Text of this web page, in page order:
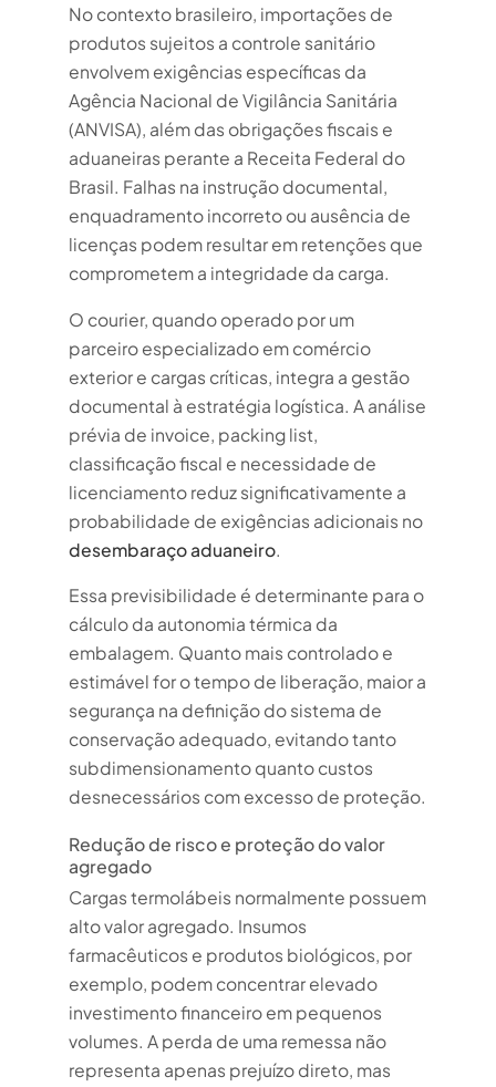
No contexto brasileiro, importações de
produtos sujeitos a controle sanitário
envolvem exigências específicas da
Agência Nacional de Vigilância Sanitária
(ANVISA), além das obrigações fiscais e
aduaneiras perante a Receita Federal do
Brasil. Falhas na instrução documental,
enquadramento incorreto ou ausência de
licenças podem resultar em retenções que
comprometem a integridade da carga.
O courier, quando operado por um
parceiro especializado em comércio
exterior e cargas críticas, integra a gestão
documental à estratégia logística. A análise
prévia de invoice, packing list,
classificação fiscal e necessidade de
licenciamento reduz significativamente a
probabilidade de exigências adicionais no
desembaraço aduaneiro
Essa previsibilidade é determinante para o
cálculo da autonomia térmica da
embalagem. Quanto mais controlado e
estimável for o tempo de liberação, maior a
segurança na definição do sistema de
conservação adequado, evitando tanto
subdimensionamento quanto custos
desnecessários com excesso de proteção.
Redução de risco e proteção do valor
agregado
Cargas termolábeis normalmente possuem
alto valor agregado. Insumos
farmacêuticos e produtos biológicos, por
exemplo, podem concentrar elevado
investimento financeiro em pequenos
volumes. A perda de uma remessa não
representa apenas prejuízo direto, mas